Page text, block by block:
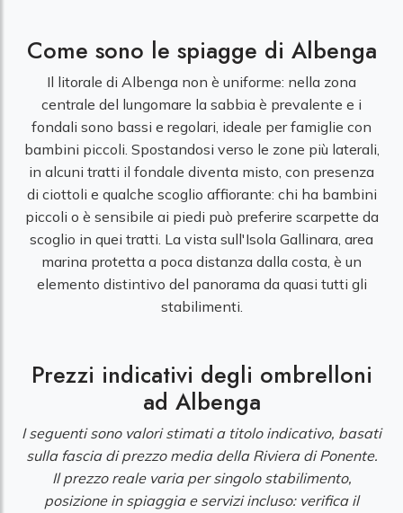
Come sono le spiagge di Albenga
Il litorale di Albenga non è uniforme: nella zona
centrale del lungomare la sabbia è prevalente e i
fondali sono bassi e regolari, ideale per famiglie con
bambini piccoli. Spostandosi verso le zone più laterali,
in alcuni tratti il fondale diventa misto, con presenza
di ciottoli e qualche scoglio affiorante: chi ha bambini
piccoli o è sensibile ai piedi può preferire scarpette da
scoglio in quei tratti. La vista sull'Isola Gallinara, area
marina protetta a poca distanza dalla costa, è un
elemento distintivo del panorama da quasi tutti gli
stabilimenti.
Prezzi indicativi degli ombrelloni
ad Albenga
I seguenti sono valori stimati a titolo indicativo, basati
sulla fascia di prezzo media della Riviera di Ponente.
Il prezzo reale varia per singolo stabilimento,
posizione in spiaggia e servizi incluso: verifica il